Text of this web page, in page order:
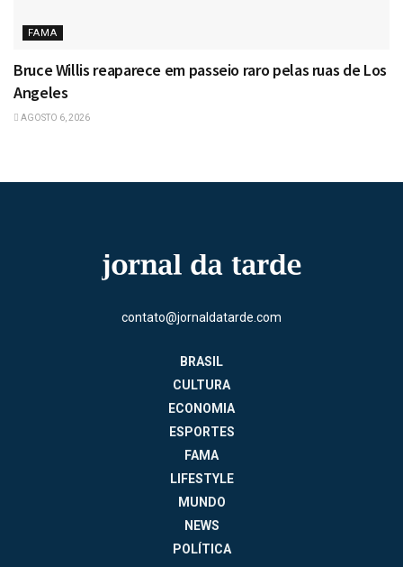
FAMA
Bruce Willis reaparece em passeio raro pelas ruas de Los
Angeles
AGOSTO 6, 2026
contato@jornaldatarde.com
BRASIL
CULTURA
ECONOMIA
ESPORTES
FAMA
LIFESTYLE
MUNDO
NEWS
POLÍTICA